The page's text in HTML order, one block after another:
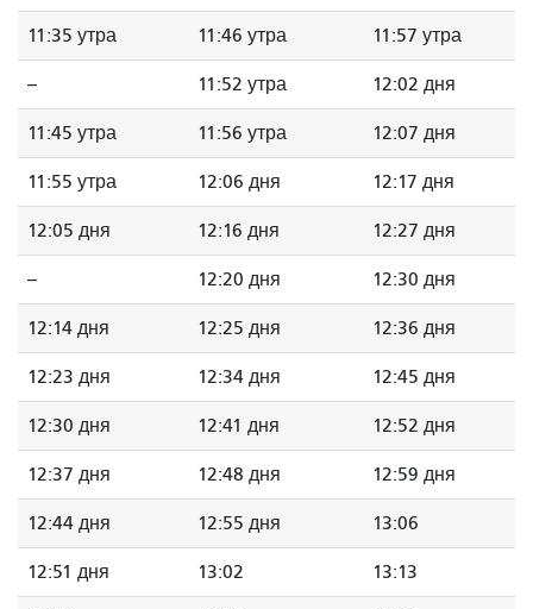
11:35 утра 11:46 утра 11:57 утра
-- 11:52 утра 12:02 дня
11:45 утра 11:56 утра 12:07 дня
11:55 утра 12:06 дня 12:17 дня
12:05 дня 12:16 дня 12:27 дня
-- 12:20 дня 12:30 дня
12:14 дня 12:25 дня 12:36 дня
12:23 дня 12:34 дня 12:45 дня
12:30 дня 12:41 дня 12:52 дня
12:37 дня 12:48 дня 12:59 дня
12:44 дня 12:55 дня 13:06
12:51 дня 13:02 13:13